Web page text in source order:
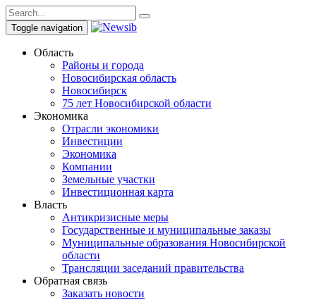
Toggle navigation
Область
Районы и города
Новосибирская область
Новосибирск
75 лет Новосибирской области
Экономика
Отрасли экономики
Инвестиции
Экономика
Компании
Земельные участки
Инвестиционная карта
Власть
Антикризисные меры
Государственные и муниципальные заказы
Муниципальные образования Новосибирской
области
Трансляции заседаний правительства
Обратная связь
Заказать новости